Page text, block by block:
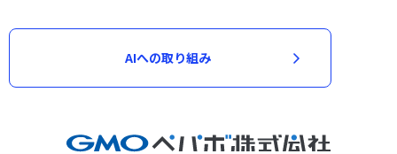
AIへの取り組み